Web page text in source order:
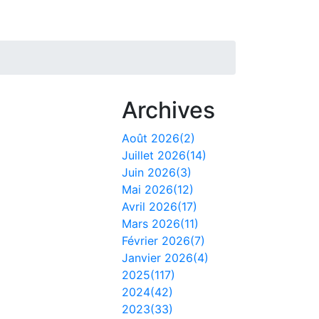
Archives
Août 2026(2)
Juillet 2026(14)
Juin 2026(3)
Mai 2026(12)
Avril 2026(17)
Mars 2026(11)
Février 2026(7)
Janvier 2026(4)
2025(117)
2024(42)
2023(33)